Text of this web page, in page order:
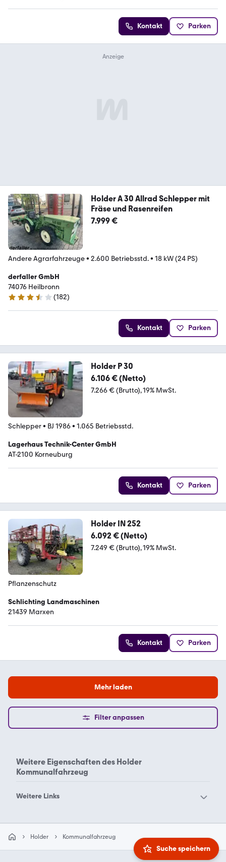
Kontakt Parken
Holder A 30 Allrad Schlepper mit
Fräse und Rasenreifen
7.999 €
Andere Agrarfahrzeuge• 2.600 Betriebsstd.• 18 kW (24 PS)
derfaller GmbH
74076 Heilbronn
3.7 Sterne
(182)
Kontakt Parken
Holder P 30
6.106 € (Netto)
7.266 € (Brutto) 19% MwSt.
Schlepper• BJ 1986• 1.065 Betriebsstd.
Lagerhaus Technik-Center GmbH
AT-2100 Korneuburg
Kontakt Parken
Holder IN 252
6.092 € (Netto)
7.249 € (Brutto) 19% MwSt.
Pflanzenschutz
Schlichting Landmaschinen
21439 Marxen
Kontakt Parken
Mehr laden
Filter anpassen
Suche speichern
Weitere Eigenschaften des Holder
Kommunalfahrzeug
Weitere Links
gebraucht
Hansa
Holder Kommunalfahrzeug